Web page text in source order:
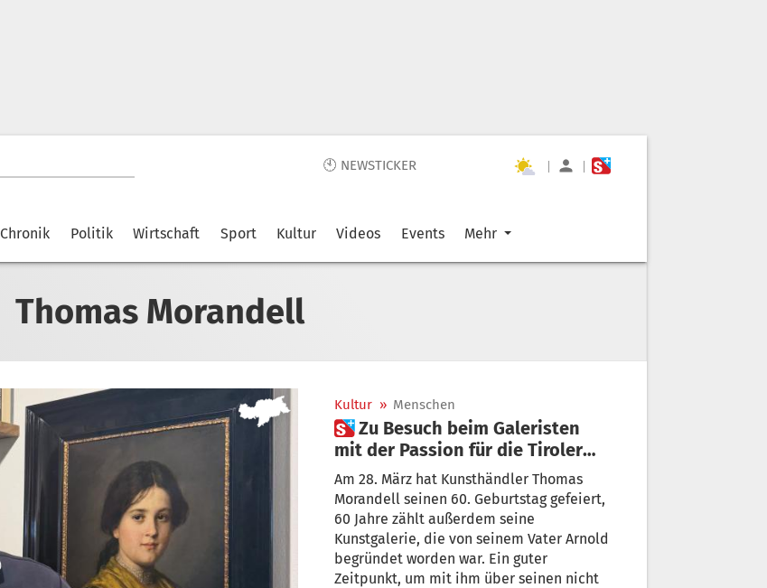
🕙 NEWSTICKER | |
Chronik Politik Wirtschaft Sport Kultur Videos Events Mehr
Thomas Morandell
Kultur » Menschen
 Zu Besuch beim Galeristen
mit der Passion für die Tiroler
Meister
Am 28. März hat Kunsthändler Thomas
Morandell seinen 60. Geburtstag gefeiert,
60 Jahre zählt außerdem seine
Kunstgalerie, die von seinem Vater Arnold
begründet worden war. Ein guter
Zeitpunkt, um mit ihm über seinen nicht